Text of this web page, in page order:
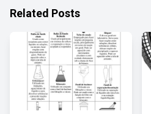
Related Posts